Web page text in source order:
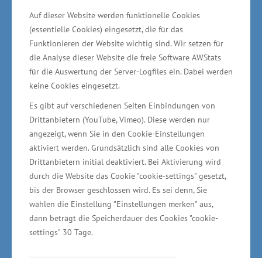
Auf dieser Website werden funktionelle Cookies
(essentielle Cookies) eingesetzt, die für das
Funktionieren der Website wichtig sind. Wir setzen für
die Analyse dieser Website die freie Software AWStats
für die Auswertung der Server-Logfiles ein. Dabei werden
keine Cookies eingesetzt.
Es gibt auf verschiedenen Seiten Einbindungen von
Drittanbietern (YouTube, Vimeo). Diese werden nur
angezeigt, wenn Sie in den Cookie-Einstellungen
aktiviert werden. Grundsätzlich sind alle Cookies von
Drittanbietern initial deaktiviert. Bei Aktivierung wird
durch die Website das Cookie "cookie-settings" gesetzt,
bis der Browser geschlossen wird. Es sei denn, Sie
wählen die Einstellung "Einstellungen merken" aus,
dann beträgt die Speicherdauer des Cookies "cookie-
settings" 30 Tage.
Im Operationellen Programm des Landes
Mecklenburg-Vorpommern für den
Europäischen
Fonds für regionale Entwicklung für die
Förderperiode 2014 – 2020 ist das
Querschnittsziel
Gleichstellung von Frauen und Männern fester